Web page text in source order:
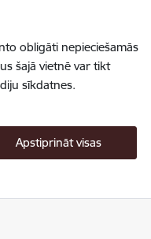
obligāti nepieciešamās
šajā vietnē var tikt
sīkdatnes.
Apstiprināt visas